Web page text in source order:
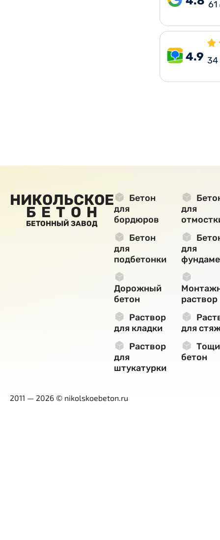
61
4.9 34
НИКОЛЬСКОЕ
БЕТОН
БЕТОННЫЙ ЗАВОД
Бетон
для
бордюров
для
Бетон
для
подбетонки
для
Дорожный
бетон
раствор
Раствор
для кладки
для
Раствор
для
штукатурки
бетон
2011 — 2026 © nikolskoebeton.ru